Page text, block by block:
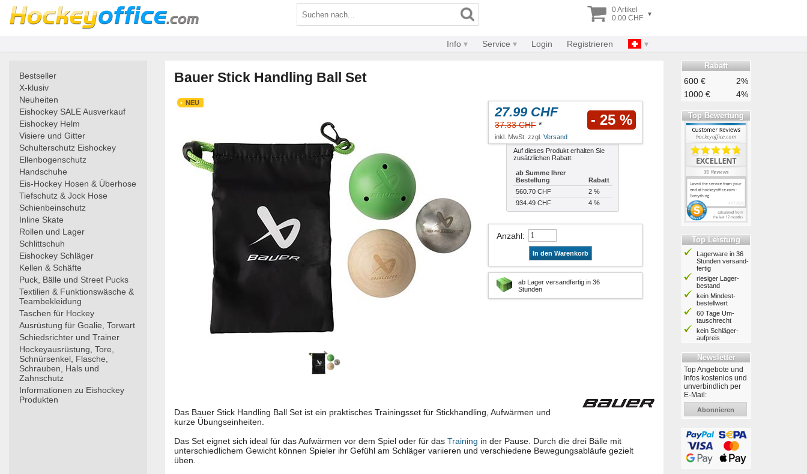
0 Artikel
0.00 CHF ▾
Info Service Login Registrieren
Bestseller
X-klusiv
Neuheiten
Eishockey SALE Ausverkauf
Eishockey Helm
Visiere und Gitter
Schulterschutz Eishockey
Ellenbogenschutz
Handschuhe
Eis-Hockey Hosen & Überhose
Tiefschutz & Jock Hose
Schienbeinschutz
Inline Skate
Rollen und Lager
Schlittschuh
Eishockey Schläger
Kellen & Schäfte
Puck, Bälle und Street Pucks
Textilien & Funktionswäsche &
Teambekleidung
Taschen für Hockey
Ausrüstung für Goalie, Torwart
Schiedsrichter und Trainer
Hockeyausrüstung, Tore,
Schnürsenkel, Flasche,
Schrauben, Hals und
Zahnschutz
Informationen zu Eishockey
Produkten
Bauer Stick Handling Ball Set
NEU
27.99 CHF
37.33 CHF * - 25 %
inkl. MwSt. zzgl. Versand
Auf dieses Produkt erhalten Sie
zusätzlichen Rabatt:
ab Summe Ihrer
Bestellung
Rabatt
560.70 CHF
2 %
934.49 CHF
4 %
Anzahl:
In den Warenkorb
ab Lager versandfertig in 36
Stunden
Das Bauer Stick Handling Ball Set ist ein praktisches Trainingsset für Stickhandling, Aufwärmen und
kurze Übungseinheiten.
Das Set eignet sich ideal für das Aufwärmen vor dem Spiel oder für das Training in der Pause. Durch die drei Bälle mit
unterschiedlichem Gewicht können Spieler ihr Gefühl am Schläger variieren und verschiedene Bewegungsabläufe gezielt
üben.
Rabatt
600 €
2%
1000 €
4%
Top Bewertung
Top Leistung
Lagerware in 36
Stunden ver­sand­
fertig
riesiger Lager­
bestand
kein Mindest­
bestell­wert
60 Tage Um­
tausch­recht
kein Schläger­
aufpreis
Newsletter
Top Angebote und
Infos kostenlos und
unverbindlich per
E-Mail:
Abonnieren